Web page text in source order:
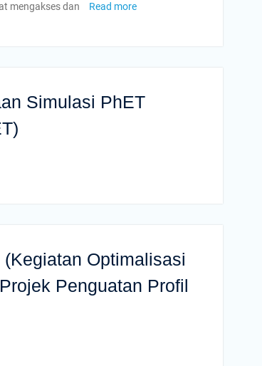
mengakses dan
Read more
Simulasi PhET
Optimalisasi
Penguatan Profil